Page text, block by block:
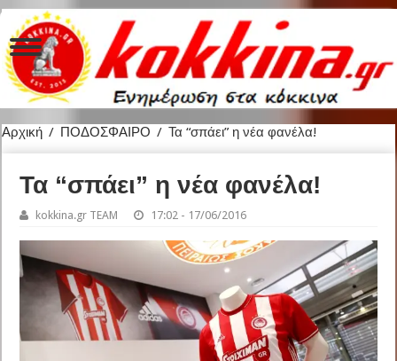
Αρχική / ΠΟΔΟΣΦΑΙΡΟ / Τα “σπάει” η νέα φανέλα!
Τα “σπάει” η νέα φανέλα!
kokkina.gr TEAM 17:02 - 17/06/2016